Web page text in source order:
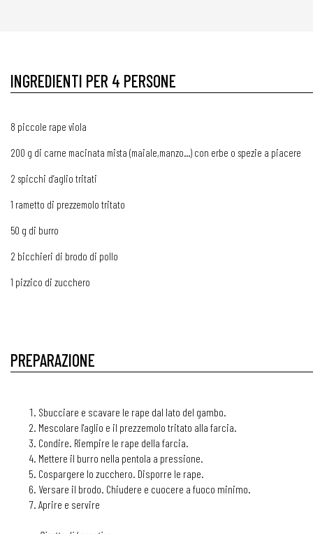
INGREDIENTI PER 4 PERSONE
8 piccole rape viola
200 g di carne macinata mista (maiale,manzo...) con erbe o spezie a piacere
2 spicchi d’aglio tritati
1 rametto di prezzemolo tritato
50 g di burro
2 bicchieri di brodo di pollo
1 pizzico di zucchero
PREPARAZIONE
Sbucciare e scavare le rape dal lato del gambo.
Mescolare l'aglio e il prezzemolo tritato alla farcia.
Condire. Riempire le rape della farcia.
Mettere il burro nella pentola a pressione.
Cospargere lo zucchero. Disporre le rape.
Versare il brodo. Chiudere e cuocere a fuoco minimo.
Aprire e servire